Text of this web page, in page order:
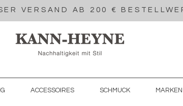
VERSAND AB 200 €
ACCESSOIRES SCHMUCK MARKEN